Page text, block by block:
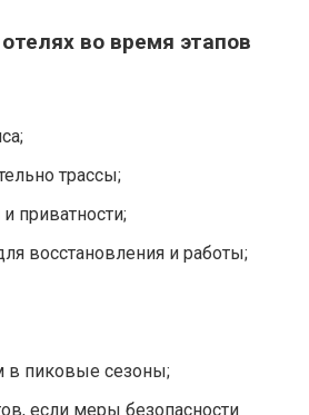
во время этапов
трассы;
приватности;
восстановления и работы;
в пиковые сезоны;
если меры безопасности